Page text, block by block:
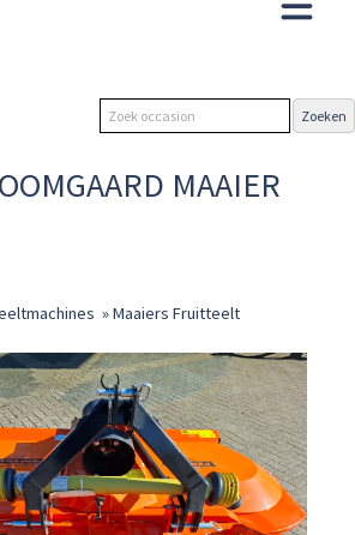
MAAIER
»Maaiers Fruitteelt